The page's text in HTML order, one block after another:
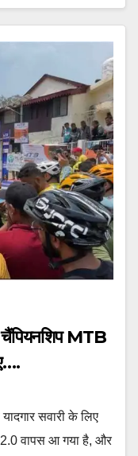
चैंपियनशिप MTB
सवारी के लिए
2.0 वापस आ गया है, और